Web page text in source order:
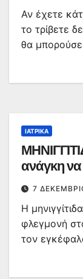
Αν έχετε
το τρίβετε
θα
ΙΑΤΡΙΚΆ
ανάγκη να
7
Η
φλεγμονή
τον